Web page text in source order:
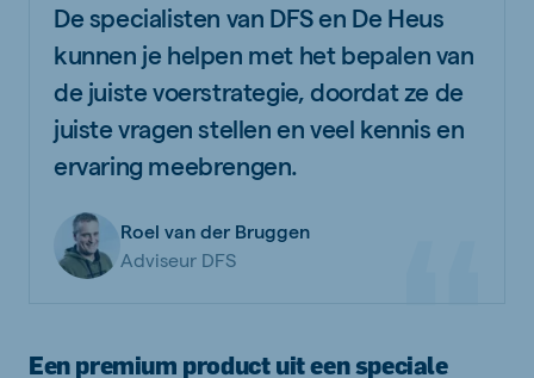
De specialisten van DFS en De Heus
kunnen je helpen met het bepalen van
de juiste voerstrategie, doordat ze de
juiste vragen stellen en veel kennis en
ervaring meebrengen.
Roel van der Bruggen
Adviseur DFS
Een premium product uit een speciale